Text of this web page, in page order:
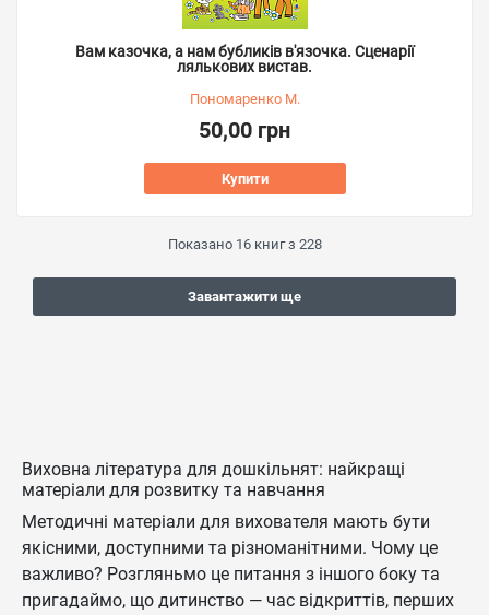
Вам казочка, а нам бубликів в'язочка. Сценарії
лялькових вистав.
Пономаренко М.
50,00 грн
Купити
Показано 16книг з 228
Завантажити ще
Виховна література для дошкільнят: найкращі
матеріали для розвитку та навчання
Методичні матеріали для вихователя мають бути
якісними, доступними та різноманітними. Чому це
важливо? Розгляньмо це питання з іншого боку та
пригадаймо, що дитинство — час відкриттів, перших